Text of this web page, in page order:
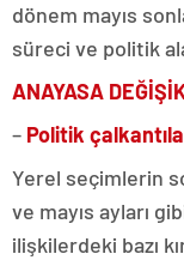
dönem mayıs
süreci ve politik
ANAYASA
– Politik
Yerel seçimlerin
ve mayıs ayları
ilişkilerdeki bazı